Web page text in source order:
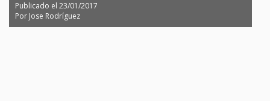
Publicado el 23/01/2017
Por Jose Rodríguez